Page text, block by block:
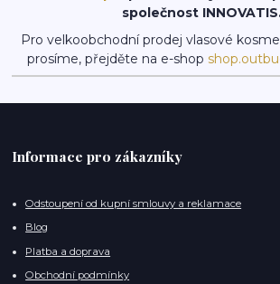
společnost
Pro velkoobchodní prodej vlasové
prosíme, přejděte na e-shop
Informace pro zákazníky
Odstoupení od kupní smlouvy a reklamace
Blog
Platba a doprava
Obchodní podmínky